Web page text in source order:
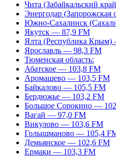
Чита (Забайкальский
Энергодар (Запорожская
Южно-Сахалинск
Якутск — 87,9 FM
Ялта (Республика
Ярославль — 98,3 FM
Тюменская область:
Абатское — 103,8 FM
Аромашево — 103,5 FM
Байкалово — 105,5 FM
Бердюжье — 103,2 FM
Большое Сорокино —
Вагай — 97,0 FM
Викулово — 103,6 FM
Голышманово — 105,4
Демьянское — 102,6 FM
Ермаки — 103,3 FM